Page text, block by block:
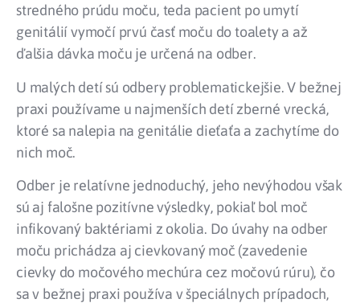
stredného prúdu moču, teda pacient po umytí
genitálií vymočí prvú časť moču do toalety a až
ďalšia dávka moču je určená na odber.
U malých detí sú odbery problematickejšie. V bežnej
praxi používame u najmenších detí zberné vrecká,
ktoré sa nalepia na genitálie dieťaťa a zachytíme do
nich moč.
Odber je relatívne jednoduchý, jeho nevýhodou však
sú aj falošne pozitívne výsledky, pokiaľ bol moč
infikovaný baktériami z okolia. Do úvahy na odber
moču prichádza aj cievkovaný moč (zavedenie
cievky do močového mechúra cez močovú rúru), čo
sa v bežnej praxi používa v špeciálnych prípadoch,